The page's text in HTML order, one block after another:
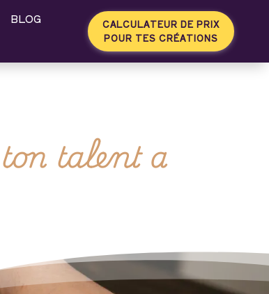
BLOG
CALCULATEUR DE PRIX
POUR TES CRÉATIONS
talent a